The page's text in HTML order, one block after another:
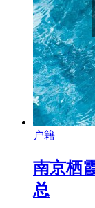
户籍
南京栖
总